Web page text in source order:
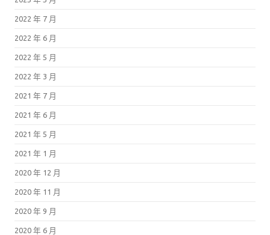
2022 年 7 月
2022 年 6 月
2022 年 5 月
2022 年 3 月
2021 年 7 月
2021 年 6 月
2021 年 5 月
2021 年 1 月
2020 年 12 月
2020 年 11 月
2020 年 9 月
2020 年 6 月